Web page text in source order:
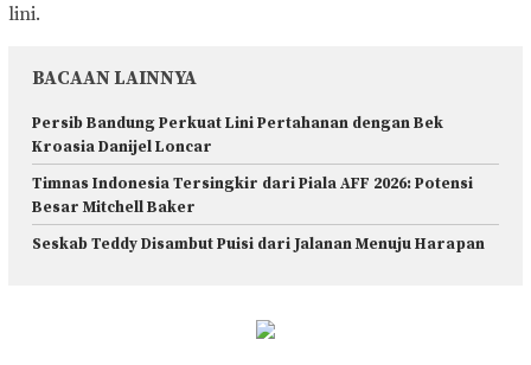
lini.
BACAAN LAINNYA
Persib Bandung Perkuat Lini Pertahanan dengan Bek
Kroasia Danijel Loncar
Timnas Indonesia Tersingkir dari Piala AFF 2026: Potensi
Besar Mitchell Baker
Seskab Teddy Disambut Puisi dari Jalanan Menuju Harapan